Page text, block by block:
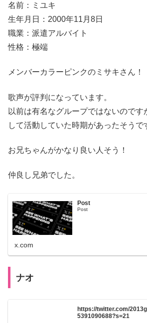
名前：ミユキ
生年月日：2000年11月8日
職業：派遣アルバイト
性格：極端
メンバーカラーピンクのミサキさん！
歌声が評判になっています。
以前は有名なグループではないのです
して活動していた時期があったそうで
お兄ちゃんがかなり良い人そう！
仲良し兄弟でした。
Post
Post
x.com
ナオ
https://twitter.com/
5391090688?s=21